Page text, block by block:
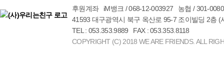
후원계좌 iM뱅크 / 068-12-003927 농협 / 301-
41593 대구광역시 북구 옥산로 95-7 조이빌딩 2층 (
TEL : 053.353.9889 FAX : 053.353.8118
COPYRIGHT (C) 2018 WE ARE FRIENDS. ALL